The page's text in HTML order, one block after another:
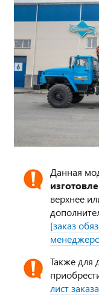
Данная
верхнее
[заказ
Также для
лист